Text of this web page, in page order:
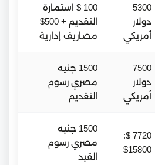
5300
دولار
أمريكي
100 $ استمارة
التقديم + 500$
مصاريف إدارية
7500
دولار
أمريكي
1500 جنيه
مصري رسوم
التقديم
7720 $:
$15800
1500 جنيه
مصري رسوم
القيد